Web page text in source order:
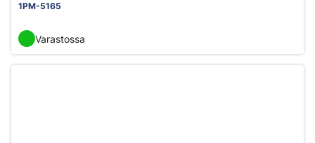
1PM-5165
Varastossa